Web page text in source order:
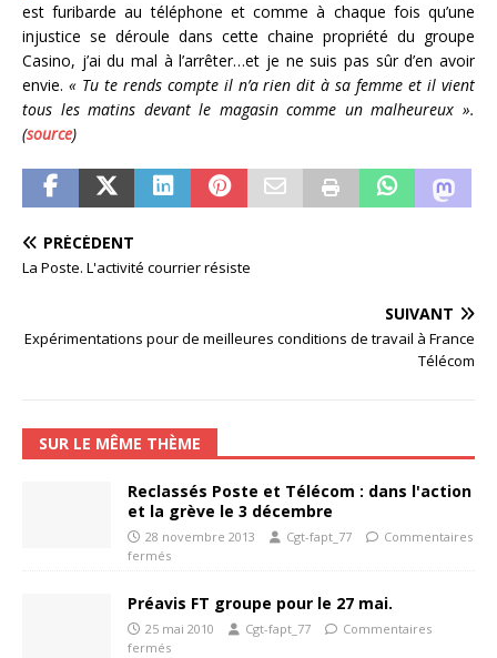
est furibarde au téléphone et comme à chaque fois qu’une
injustice se déroule dans cette chaine propriété du groupe
Casino, j’ai du mal à l’arrêter…et je ne suis pas sûr d’en avoir
envie. « Tu te rends compte il n’a rien dit à sa femme et il vient
tous les matins devant le magasin comme un malheureux ».
(source)
PRÉCÉDENT
La Poste. L'activité courrier résiste
SUIVANT
Expérimentations pour de meilleures conditions de travail à France
Télécom
SUR LE MÊME THÈME
Reclassés Poste et Télécom : dans l'action
et la grève le 3 décembre
28 novembre 2013 Cgt-fapt_77
Commentaires
fermés
Préavis FT groupe pour le 27 mai.
25 mai 2010 Cgt-fapt_77
Commentaires
fermés